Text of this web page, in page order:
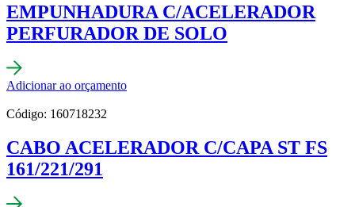
EMPUNHADURA C/ACELERADOR
PERFURADOR DE SOLO
Adicionar ao orçamento
Código: 160718232
CABO ACELERADOR C/CAPA ST FS
161/221/291